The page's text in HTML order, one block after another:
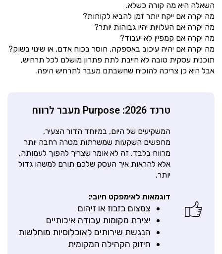
השאלה היא מה קורה כשלא.
מה יקרה אם ייקח יותר זמן להביא לקוחות?
מה יקרה אם העלויות יהיו גבוהות יותר?
מה יקרה אם קמפיין לא יעבוד?
מה יקרה אם יהיה עיכוב באספקה, חוסר בכוח אדם, או שינוי בשוק?
תוכנית עסקית טובה לא חייבת לתת פתרון מושלם לכל תרחיש,
אבל היא כן צריכה להוכיח שחשבתם מעבר לתרחיש היפה.
טרנד 2026: Purpose מעבר לרווח
המשקיעים של היום, במיוחד הדור הצעיר,
מחפשים השקעות שמשרתות מטרה רחבה יותר
מרווח בלבד. זה לא אומר שצריך להפוך לעמותה,
אלא להראות איך העסק שלכם תורם למשהו גדול
יותר.
דוגמאות לאימפקט חיובי:
צמצום בזבוז או זיהום
יצירת מקומות עבודה איכותיים
הנגשת שירותים לאוכלוסיות מוחלשות
חיזוק הקהילה המקומית